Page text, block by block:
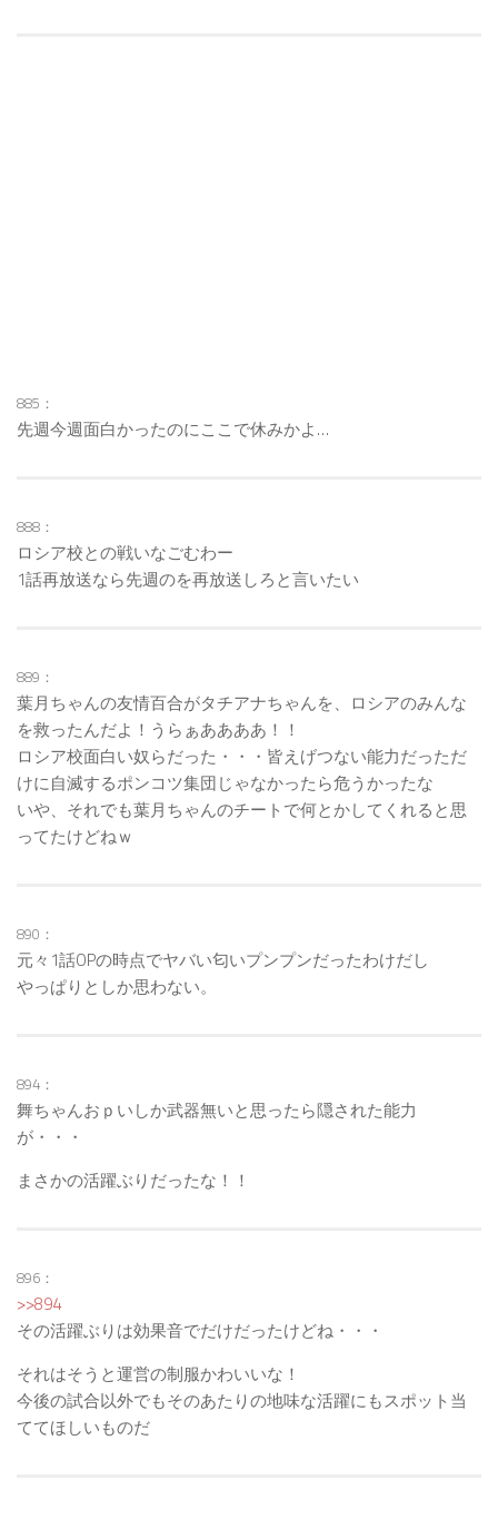
885：
先週今週面白かったのにここで休みかよ…
888：
ロシア校との戦いなごむわー
1話再放送なら先週のを再放送しろと言いたい
889：
葉月ちゃんの友情百合がタチアナちゃんを、ロシアのみんな
を救ったんだよ！うらぁああああ！！
ロシア校面白い奴らだった・・・皆えげつない能力だっただ
けに自滅するポンコツ集団じゃなかったら危うかったな
いや、それでも葉月ちゃんのチートで何とかしてくれると思
ってたけどねｗ
890：
元々1話OPの時点でヤバい匂いプンプンだったわけだし
やっぱりとしか思わない。
894：
舞ちゃんおｐいしか武器無いと思ったら隠された能力
が・・・
まさかの活躍ぶりだったな！！
896：
>>894
その活躍ぶりは効果音でだけだったけどね・・・
それはそうと運営の制服かわいいな！
今後の試合以外でもそのあたりの地味な活躍にもスポット当
ててほしいものだ